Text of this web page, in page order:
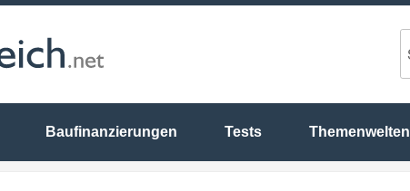
Baufinanzierungen Tests Themenwelten